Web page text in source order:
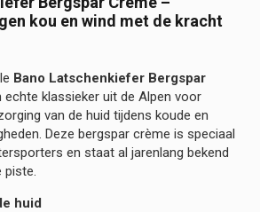
kou en wind met de kracht
Bano Latschenkiefer Bergspar
echte klassieker uit de Alpen voor
van de huid tijdens koude en
Deze bergspar crème is speciaal
en staat al jarenlang bekend
huid